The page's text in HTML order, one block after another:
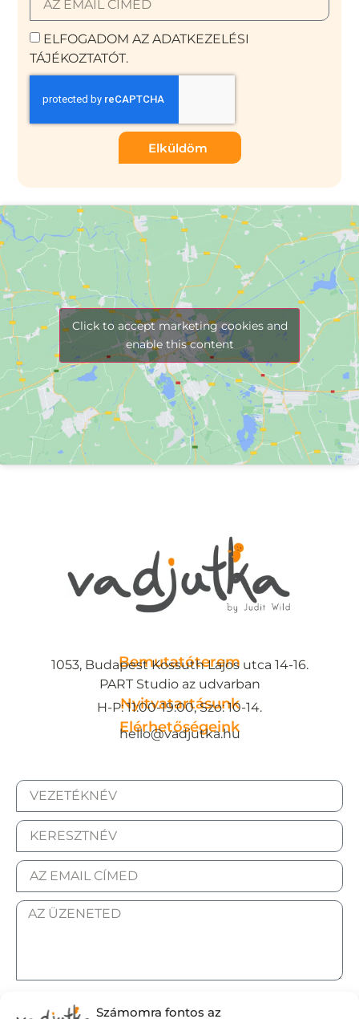
Számomra fontos az
ELFOGADOM AZ ADATKEZELÉSI
TÁJÉKOZTATÓT.
Elküldöm
Click to accept marketing cookies and
enable this content
Bemutatóterem
1053, Budapest Kossuth Lajos utca 14-16.
PART Studio az udvarban
Nyitvatartásunk
H-P: 11:00-19:00, Szo: 10-14.
Elérhetőségeink
hello@vadjutka.hu